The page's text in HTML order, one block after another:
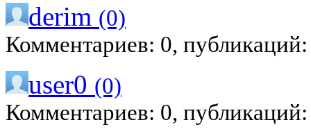
derim (0)
Комментариев: 0,
user0 (0)
Комментариев: 0,